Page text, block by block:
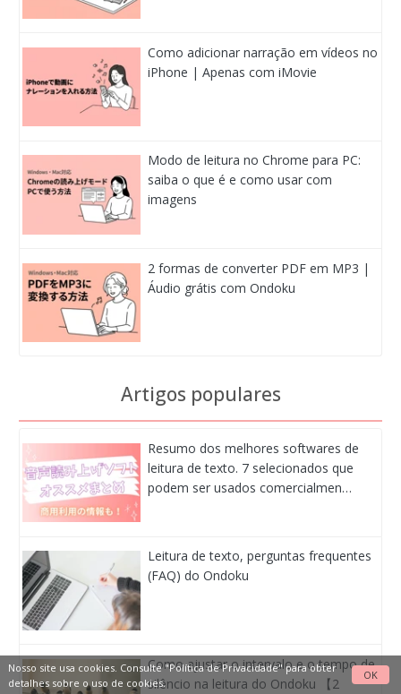
Como adicionar narração em vídeos no
iPhone | Apenas com iMovie
Modo de leitura no Chrome para PC:
saiba o que é e como usar com
imagens
2 formas de converter PDF em MP3 |
Áudio grátis com Ondoku
Artigos populares
Resumo dos melhores softwares de
leitura de texto. 7 selecionados que
podem ser usados comercialmen…
Leitura de texto, perguntas frequentes
(FAQ) do Ondoku
Como ajustar o intervalo e o tempo de
silêncio na leitura do Ondoku 【2
Nosso site usa cookies. Consulte"Política de Privacidade"para obter
detalhes sobre o uso de cookies.
OK